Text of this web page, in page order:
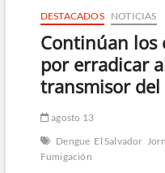
DESTACADOS NOTICIAS
Continúan los
por erradicar
transmisor del
agosto 13
Dengue El Salvador
Fumigación